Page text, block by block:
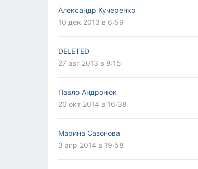
Александр Кучеренко
10 дек 2013 в 6:59
DELETED
27 авг 2013 в 8:15
Павло Андронюк
20 окт 2014 в 16:38
Марина Сазонова
3 апр 2014 в 19:58